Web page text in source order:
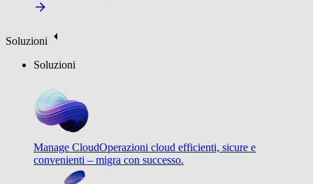
Soluzioni
Soluzioni
Manage CloudOperazioni cloud efficienti, sicure e
convenienti – migra con successo.